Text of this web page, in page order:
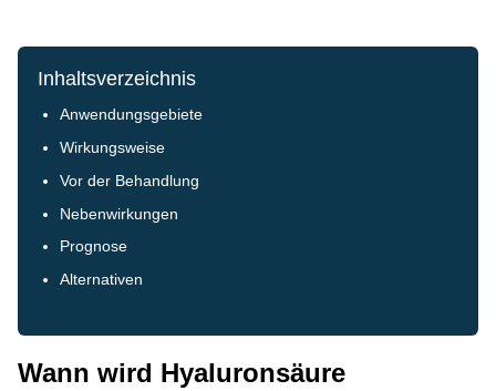
Inhaltsverzeichnis
Anwendungsgebiete
Wirkungsweise
Vor der Behandlung
Nebenwirkungen
Prognose
Alternativen
Wann wird Hyaluronsäure